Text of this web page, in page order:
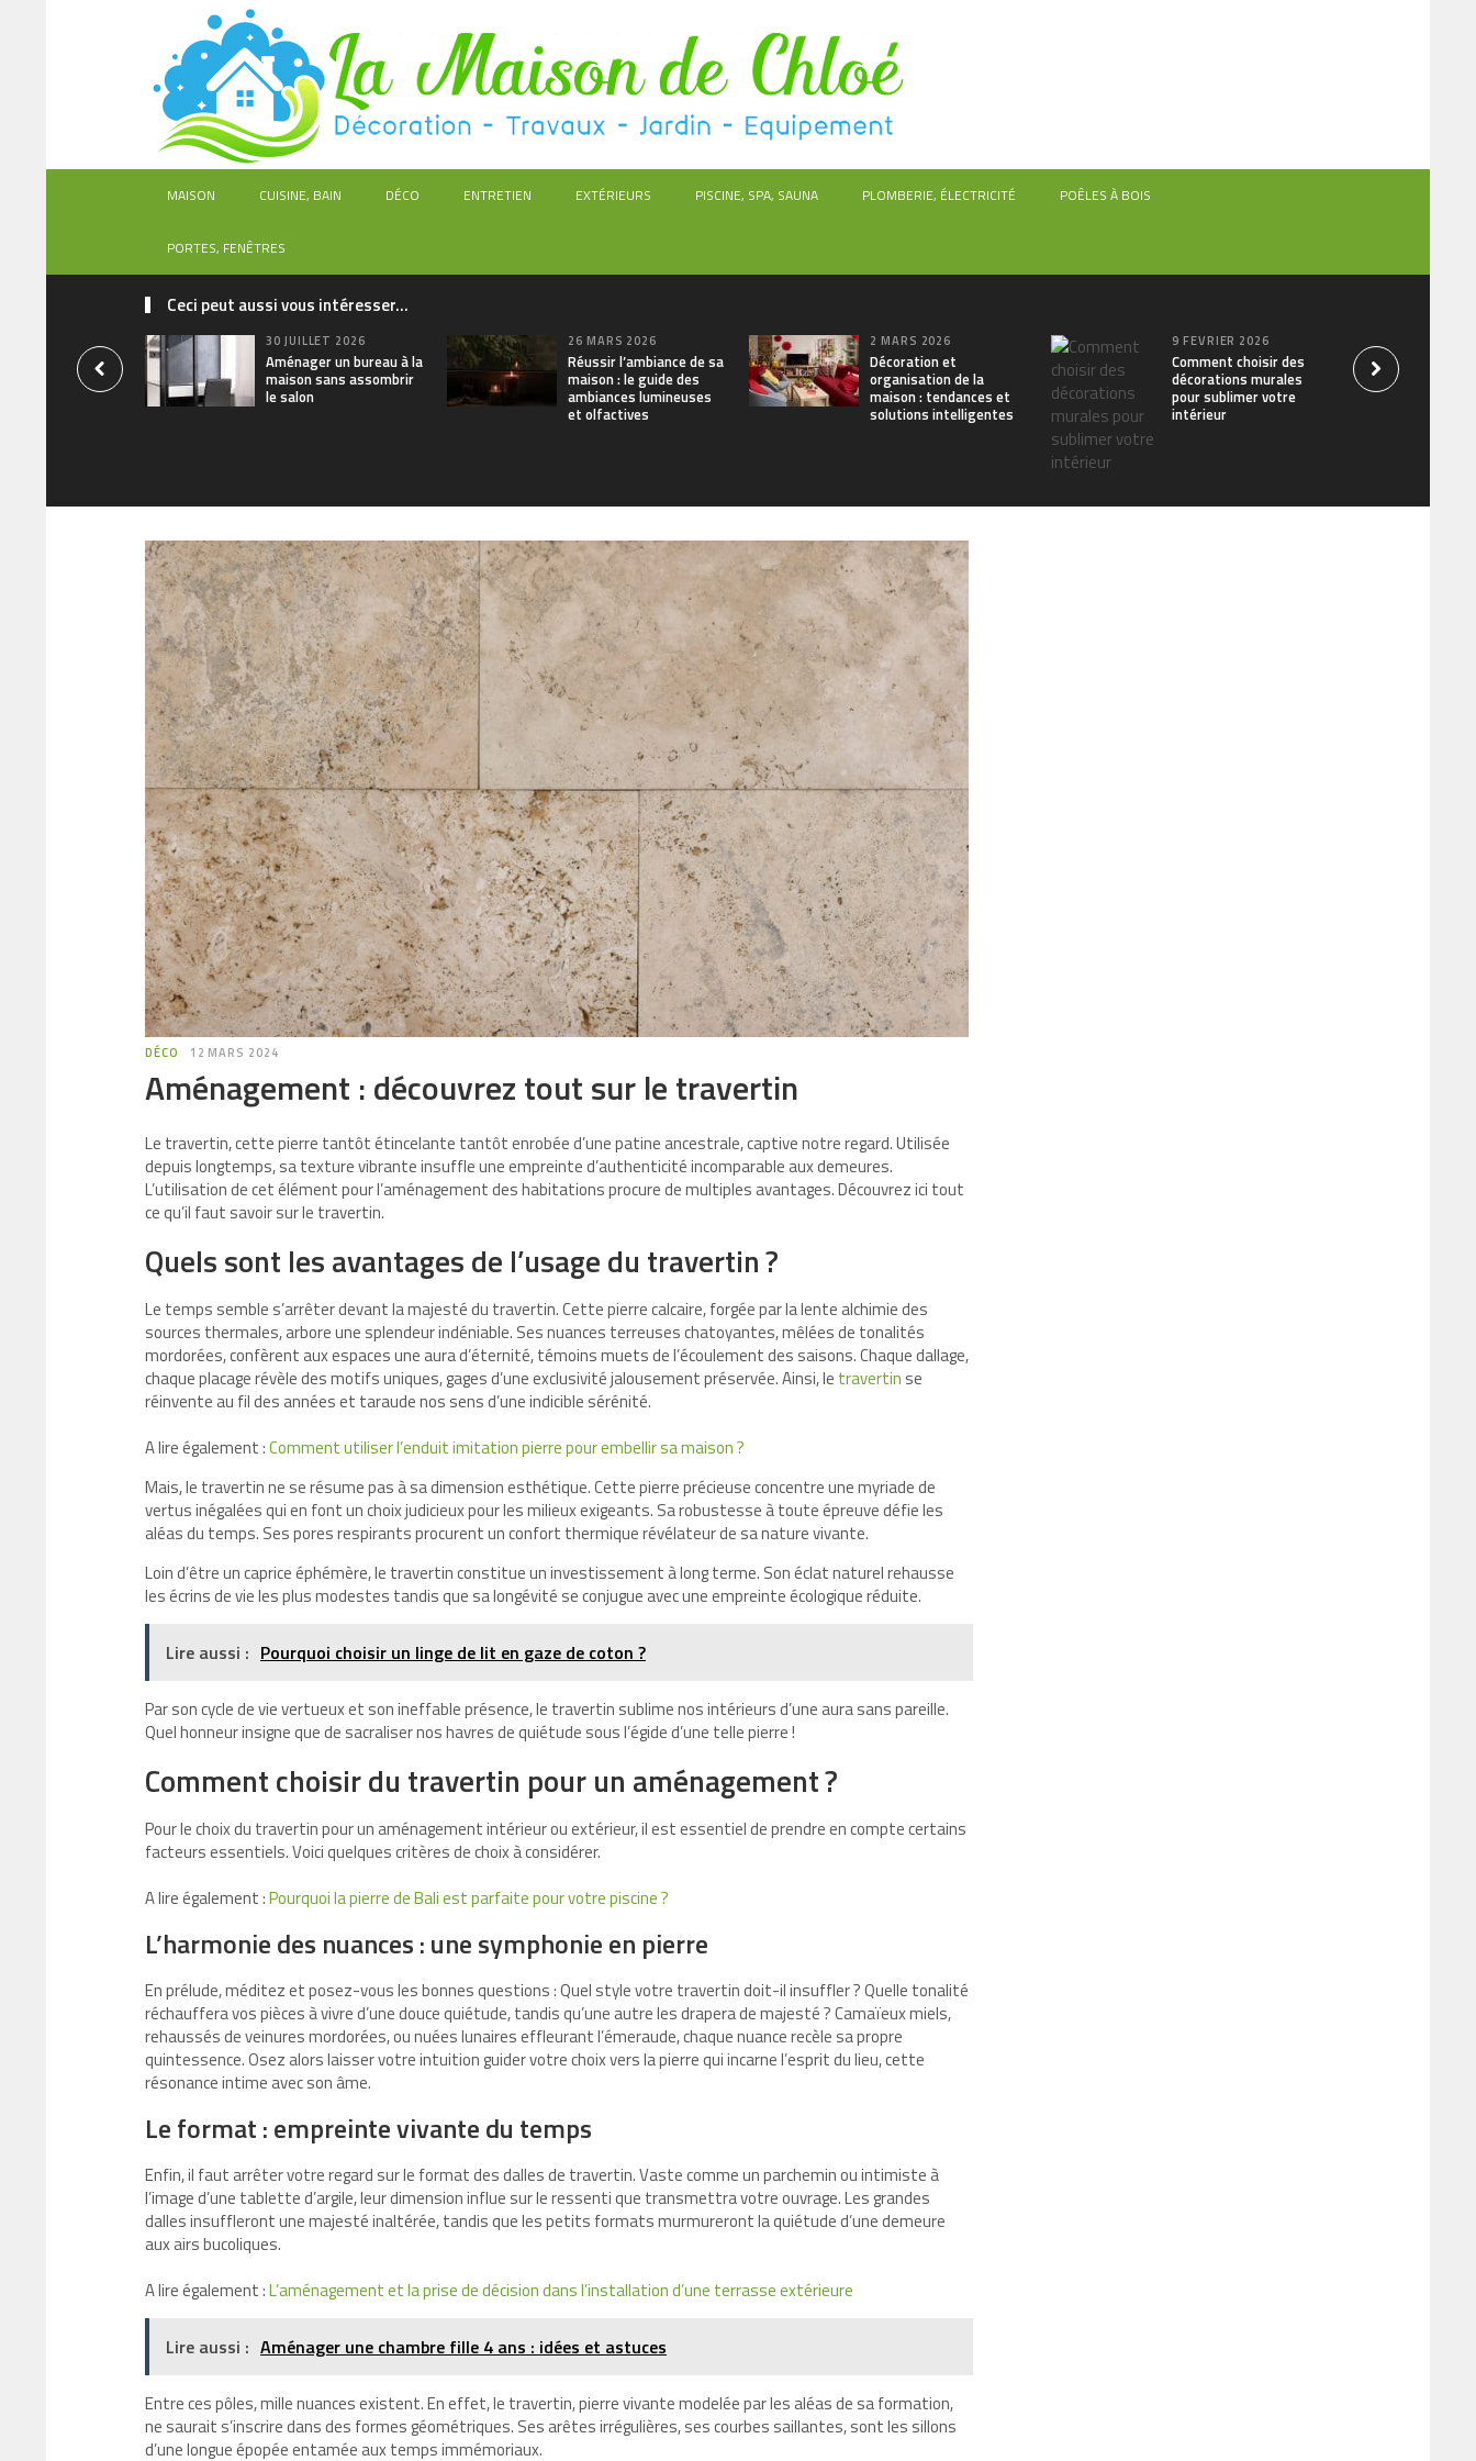
MAISON CUISINE, BAIN DÉCO ENTRETIEN EXTÉRIEURS PISCINE, SPA, SAUNA PLOMBERIE, ÉLECTRICITÉ POÊLES À BOIS
PORTES, FENÊTRES
Ceci peut aussi vous intéresser...
30 JUILLET 2026
Aménager un bureau à la
maison sans assombrir
le salon
26 MARS 2026
Réussir l’ambiance de sa
maison : le guide des
ambiances lumineuses
et olfactives
2 MARS 2026
Décoration et
organisation de la
maison : tendances et
solutions intelligentes
9 FÉVRIER 2026
Comment choisir des
décorations murales
pour sublimer votre
intérieur
DÉCO 12 MARS 2024
Aménagement : découvrez tout sur le travertin
Le travertin, cette pierre tantôt étincelante tantôt enrobée d’une patine ancestrale, captive notre regard. Utilisée
depuis longtemps, sa texture vibrante insuffle une empreinte d’authenticité incomparable aux demeures.
L’utilisation de cet élément pour l’aménagement des habitations procure de multiples avantages. Découvrez ici tout
ce qu’il faut savoir sur le travertin.
Quels sont les avantages de l’usage du travertin ?
Le temps semble s’arrêter devant la majesté du travertin. Cette pierre calcaire, forgée par la lente alchimie des
sources thermales, arbore une splendeur indéniable. Ses nuances terreuses chatoyantes, mêlées de tonalités
mordorées, confèrent aux espaces une aura d’éternité, témoins muets de l’écoulement des saisons. Chaque dallage,
chaque placage révèle des motifs uniques, gages d’une exclusivité jalousement préservée. Ainsi, le travertin se
réinvente au fil des années et taraude nos sens d’une indicible sérénité.
A lire également :Comment utiliser l’enduit imitation pierre pour embellir sa maison ?
Mais, le travertin ne se résume pas à sa dimension esthétique. Cette pierre précieuse concentre une myriade de
vertus inégalées qui en font un choix judicieux pour les milieux exigeants. Sa robustesse à toute épreuve défie les
aléas du temps. Ses pores respirants procurent un confort thermique révélateur de sa nature vivante.
Loin d’être un caprice éphémère, le travertin constitue un investissement à long terme. Son éclat naturel rehausse
les écrins de vie les plus modestes tandis que sa longévité se conjugue avec une empreinte écologique réduite.
Lire aussi : Pourquoi choisir un linge de lit en gaze de coton ?
Par son cycle de vie vertueux et son ineffable présence, le travertin sublime nos intérieurs d’une aura sans pareille.
Quel honneur insigne que de sacraliser nos havres de quiétude sous l’égide d’une telle pierre !
Comment choisir du travertin pour un aménagement ?
Pour le choix du travertin pour un aménagement intérieur ou extérieur, il est essentiel de prendre en compte certains
facteurs essentiels. Voici quelques critères de choix à considérer.
A lire également :Pourquoi la pierre de Bali est parfaite pour votre piscine ?
L’harmonie des nuances : une symphonie en pierre
En prélude, méditez et posez-vous les bonnes questions : Quel style votre travertin doit-il insuffler ? Quelle tonalité
réchauffera vos pièces à vivre d’une douce quiétude, tandis qu’une autre les drapera de majesté ? Camaïeux miels,
rehaussés de veinures mordorées, ou nuées lunaires effleurant l’émeraude, chaque nuance recèle sa propre
quintessence. Osez alors laisser votre intuition guider votre choix vers la pierre qui incarne l’esprit du lieu, cette
résonance intime avec son âme.
Le format : empreinte vivante du temps
Enfin, il faut arrêter votre regard sur le format des dalles de travertin. Vaste comme un parchemin ou intimiste à
l’image d’une tablette d’argile, leur dimension influe sur le ressenti que transmettra votre ouvrage. Les grandes
dalles insuffleront une majesté inaltérée, tandis que les petits formats murmureront la quiétude d’une demeure
aux airs bucoliques.
A lire également :L’aménagement et la prise de décision dans l’installation d’une terrasse extérieure
Lire aussi : Aménager une chambre fille 4 ans : idées et astuces
Entre ces pôles, mille nuances existent. En effet, le travertin, pierre vivante modelée par les aléas de sa formation,
ne saurait s’inscrire dans des formes géométriques. Ses arêtes irrégulières, ses courbes saillantes, sont les sillons
d’une longue épopée entamée aux temps immémoriaux.